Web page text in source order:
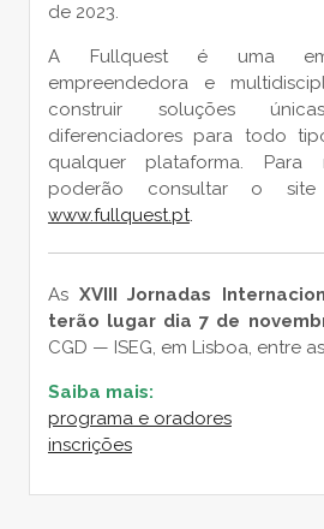
de 2023.
A Fullquest é uma
empreendedora e
construir soluções
diferenciadores para todo
qualquer plataforma. Para
poderão consultar o
www.fullquest.pt.
As XVIII Jornadas
terão lugar dia 7 de
CGD — ISEG, em Lisboa, entre
Saiba mais:
programa e oradores
inscrições